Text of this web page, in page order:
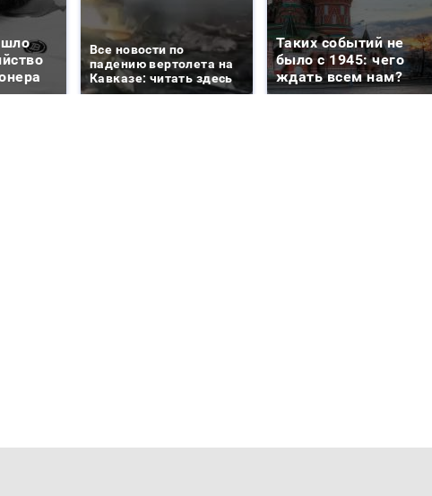
Все новости по
падению вертолета на
Кавказе: читать здесь
Таких событий не
было с 1945: чего
ждать всем нам?